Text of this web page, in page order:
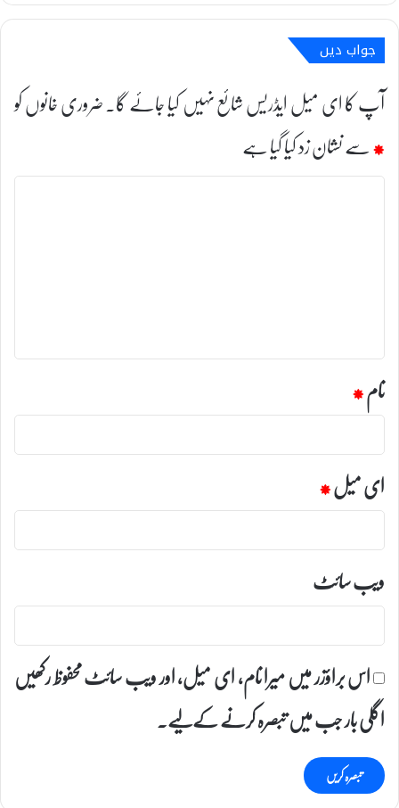
جواب دیں
آپ کا ای میل ایڈریس شائع نہیں کیا جائے گا۔ضروری خانوں کو
*سے نشان زد کیا گیا ہے
ت
نام*
ای میل*
ویب‌ سائٹ
اس براؤزر میں میرا نام، ای میل، اور ویب سائٹ محفوظ رکھیں
اگلی بار جب میں تبصرہ کرنے کےلیے۔